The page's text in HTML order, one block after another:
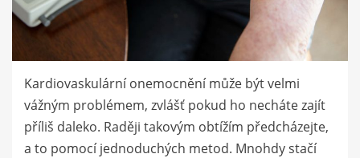
Kardiovaskulární onemocnění může být velmi
vážným problémem, zvlášť pokud ho necháte zajít
příliš daleko. Raději takovým obtížím předcházejte,
a to pomocí jednoduchých metod. Mnohdy stačí